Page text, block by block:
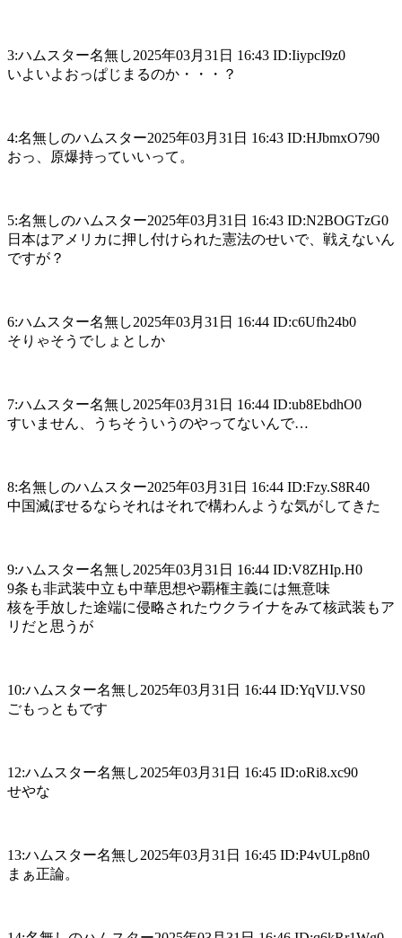
3:ハムスター名無し2025年03月31日 16:43 ID:IiypcI9z0
いよいよおっぱじまるのか・・・？
4:名無しのハムスター2025年03月31日 16:43 ID:HJbmxO790
おっ、原爆持っていいって。
5:名無しのハムスター2025年03月31日 16:43 ID:N2BOGTzG0
日本はアメリカに押し付けられた憲法のせいで、戦えないん
ですが？
6:ハムスター名無し2025年03月31日 16:44 ID:c6Ufh24b0
そりゃそうでしょとしか
7:ハムスター名無し2025年03月31日 16:44 ID:ub8EbdhO0
すいません、うちそういうのやってないんで…
8:名無しのハムスター2025年03月31日 16:44 ID:Fzy.S8R40
中国滅ぼせるならそれはそれで構わんような気がしてきた
9:ハムスター名無し2025年03月31日 16:44 ID:V8ZHIp.H0
9条も非武装中立も中華思想や覇権主義には無意味
核を手放した途端に侵略されたウクライナをみて核武装もア
リだと思うが
10:ハムスター名無し2025年03月31日 16:44 ID:YqVIJ.VS0
ごもっともです
12:ハムスター名無し2025年03月31日 16:45 ID:oRi8.xc90
せやな
13:ハムスター名無し2025年03月31日 16:45 ID:P4vULp8n0
まぁ正論。